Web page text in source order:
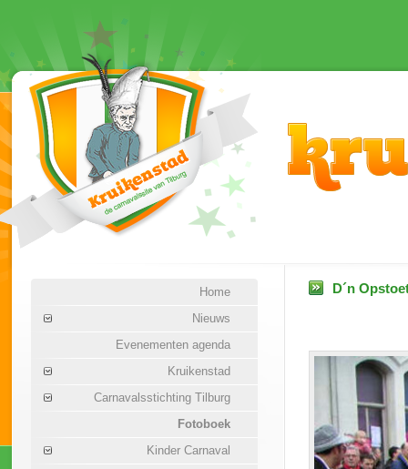
Home
Nieuws
Evenementen agenda
Kruikenstad
Carnavalsstichting Tilburg
Fotoboek
Kinder Carnaval
D´n